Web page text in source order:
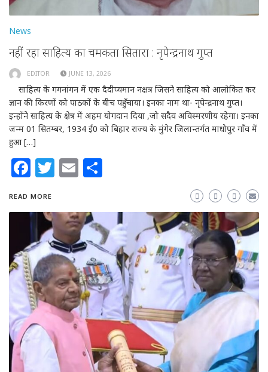
News
नहीं रहा साहित्य का चमकता सितारा : नृपेन्द्रनाथ गुप्त
EDITOR JUNE 13, 2026
साहित्य के गगनांगन में एक दैदीप्यमान नक्षत्र जिसने साहित्य को आलोकित कर
ज्ञान की किरणों को पाठकों के बीच पहुँचाया। इनका नाम था- नृपेन्द्रनाथ गुप्त।
इन्होंने साहित्य के क्षेत्र में अहम योगदान दिया ,जो सदैव अविस्मरणीय रहेगा। इनका
जन्म 01 सितम्बर, 1934 ई0 को बिहार राज्य के मुंगेर जिलान्तर्गत माधोपुर गाँव में
हुआ […]
Facebook
Twitter
Email
READ MORE